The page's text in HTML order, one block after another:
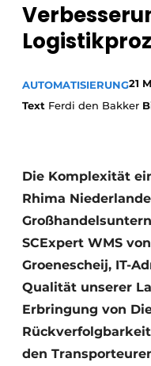
AUTOMATISIERUNG21
Text Ferdi den Bakker
Die Komplexität
Rhima
SCExpert WMS
Groenescheij, IT-
Qualität unserer
Erbringung von
den